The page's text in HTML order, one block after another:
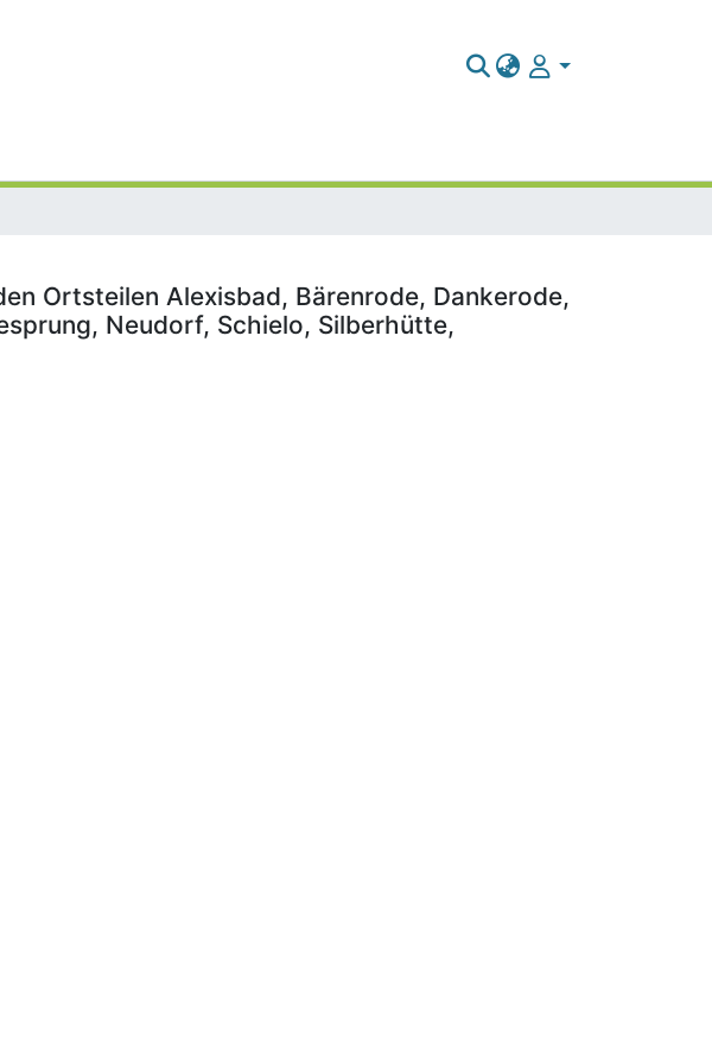
Ortsteilen Alexisbad, Bärenrode, Dankerode,
Neudorf, Schielo, Silberhütte,